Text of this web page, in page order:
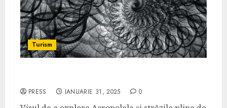
Turism
PRESS IANUARIE 31, 2025 0